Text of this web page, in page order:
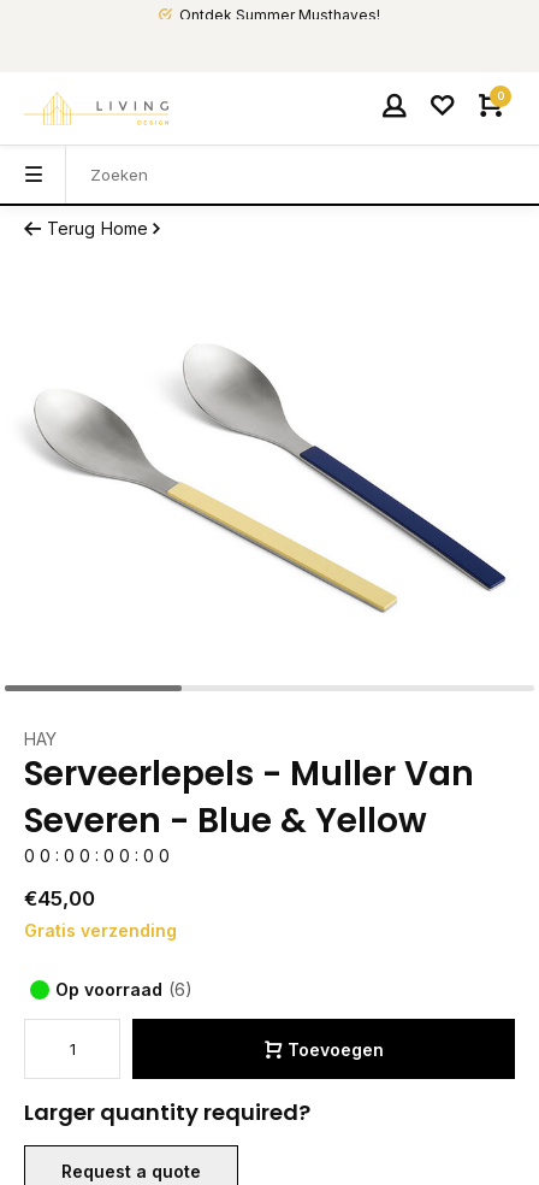
Ontdek Summer Musthaves!
0
Terug Home
HAY
Serveerlepels - Muller Van
Severen - Blue & Yellow
0 0 : 0 0 : 0 0 : 0 0
€45,00
Gratis verzending
Op voorraad (6)
Toevoegen
Larger quantity required?
Request a quote